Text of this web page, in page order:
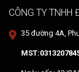
CÔNG TY TNHH
35 đường 4A,